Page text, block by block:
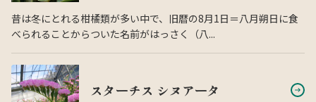
昔は冬にとれる柑橘類が多い中で、旧暦の8月1日＝八月朔日に食
べられることからついた名前がはっさく（八...
スターチス シヌアータ